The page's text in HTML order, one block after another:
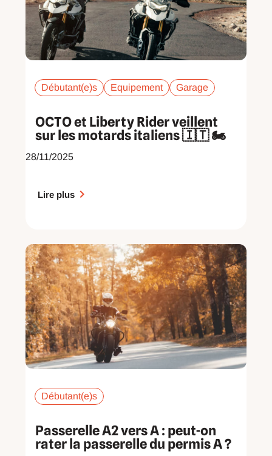
Débutant(e)s Equipement Garage
OCTO et Liberty Rider veillent
sur les motards italiens 🇮🇹 🏍️
28/11/2025
Lire plus
Débutant(e)s
Passerelle A2 vers A : peut-on
rater la passerelle du permis A ?